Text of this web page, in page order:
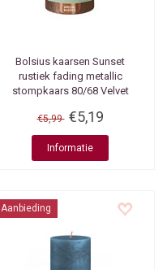
Bolsius kaarsen Sunset
rustiek fading metallic
stompkaars 80/68 Velvet
€5,99 €5,19
Informatie
Aanbieding